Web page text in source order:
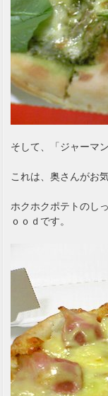
そして、「ジャーマ
これは、奥さんがお
ホクホクポテトのし
ｏｏｄです。